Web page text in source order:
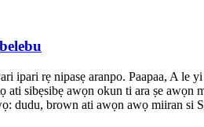
ipari rẹ nipasẹ aranpo. Paapaa, A le
sibẹsibẹ awọn okun ti ara ṣe
dudu, brown ati awọn awọ miiran si